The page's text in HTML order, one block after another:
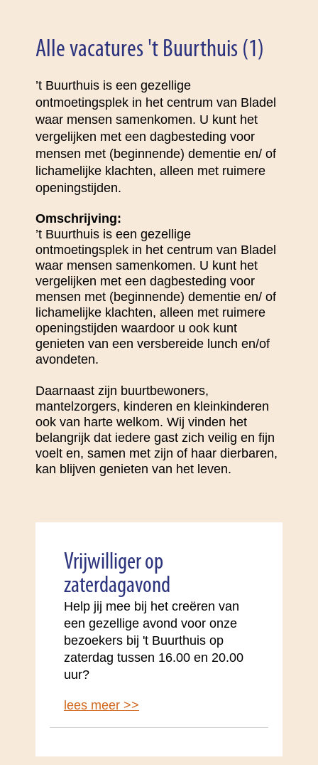
Alle vacatures 't Buurthuis (1)
’t Buurthuis is een gezellige
ontmoetingsplek in het centrum van Bladel
waar mensen samenkomen. U kunt het
vergelijken met een dagbesteding voor
mensen met (beginnende) dementie en/ of
lichamelijke klachten, alleen met ruimere
openingstijden.
Omschrijving:
’t Buurthuis is een gezellige
ontmoetingsplek in het centrum van Bladel
waar mensen samenkomen. U kunt het
vergelijken met een dagbesteding voor
mensen met (beginnende) dementie en/ of
lichamelijke klachten, alleen met ruimere
openingstijden waardoor u ook kunt
genieten van een versbereide lunch en/of
avondeten.
Daarnaast zijn buurtbewoners,
mantelzorgers, kinderen en kleinkinderen
ook van harte welkom. Wij vinden het
belangrijk dat iedere gast zich veilig en fijn
voelt en, samen met zijn of haar dierbaren,
kan blijven genieten van het leven.
Vrijwilliger op
zaterdagavond
Help jij mee bij het creëren van
een gezellige avond voor onze
bezoekers bij 't Buurthuis op
zaterdag tussen 16.00 en 20.00
uur?
lees meer >>